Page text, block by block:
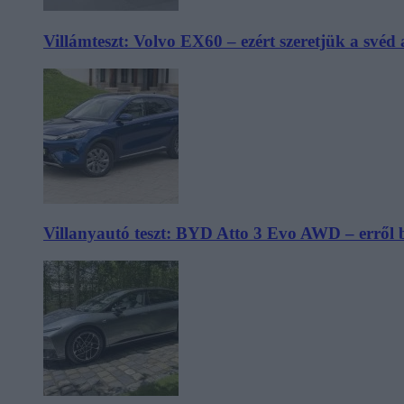
Villámteszt: Volvo EX60 – ezért szeretjük a svéd
Villanyautó teszt: BYD Atto 3 Evo AWD – erről